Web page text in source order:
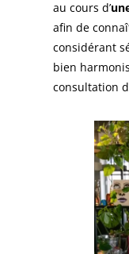
au cours d’
afin de
considérant
bien
consultation